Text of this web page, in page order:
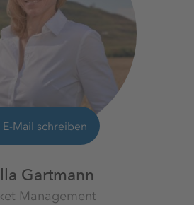
E-Mail schreiben
Gartmann
Management